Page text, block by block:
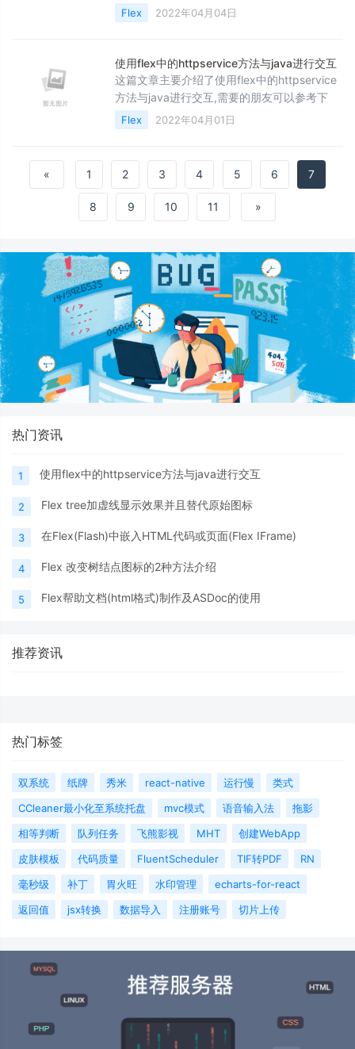
的朋友可以参考下
Flex 2022年04月04日
使用flex中的httpservice方法与java进行交互
这篇文章主要介绍了使用flex中的httpservice
方法与java进行交互,需要的朋友可以参考下
Flex 2022年04月01日
« 1 2 3 4 5 6 7
8 9 10 11 »
热门资讯
1 使用flex中的httpservice方法与java进行交互
2 Flex tree加虚线显示效果并且替代原始图标
3 在Flex(Flash)中嵌入HTML代码或页面(Flex IFrame)
4 Flex 改变树结点图标的2种方法介绍
5 Flex帮助文档(html格式)制作及ASDoc的使用
推荐资讯
热门标签
双系统 纸牌 秀米 react-native 运行慢
类式
CCleaner最小化至系统托盘
mvc模式 语音输入法
拖影
相等判断
队列任务 飞熊影视 MHT
创建WebApp
皮肤模板
代码质量 FluentScheduler TIF转PDF
RN
毫秒级
补丁 胃火旺 水印管理
echarts-for-react
返回值
jsx转换 数据导入 注册账号 切片上传